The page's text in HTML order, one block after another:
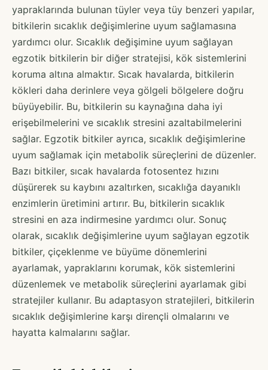
yapraklarında bulunan tüyler veya tüy benzeri yapılar,
bitkilerin sıcaklık değişimlerine uyum sağlamasına
yardımcı olur. Sıcaklık değişimine uyum sağlayan
egzotik bitkilerin bir diğer stratejisi, kök sistemlerini
koruma altına almaktır. Sıcak havalarda, bitkilerin
kökleri daha derinlere veya gölgeli bölgelere doğru
büyüyebilir. Bu, bitkilerin su kaynağına daha iyi
erişebilmelerini ve sıcaklık stresini azaltabilmelerini
sağlar. Egzotik bitkiler ayrıca, sıcaklık değişimlerine
uyum sağlamak için metabolik süreçlerini de düzenler.
Bazı bitkiler, sıcak havalarda fotosentez hızını
düşürerek su kaybını azaltırken, sıcaklığa dayanıklı
enzimlerin üretimini artırır. Bu, bitkilerin sıcaklık
stresini en aza indirmesine yardımcı olur. Sonuç
olarak, sıcaklık değişimlerine uyum sağlayan egzotik
bitkiler, çiçeklenme ve büyüme dönemlerini
ayarlamak, yapraklarını korumak, kök sistemlerini
düzenlemek ve metabolik süreçlerini ayarlamak gibi
stratejiler kullanır. Bu adaptasyon stratejileri, bitkilerin
sıcaklık değişimlerine karşı dirençli olmalarını ve
hayatta kalmalarını sağlar.